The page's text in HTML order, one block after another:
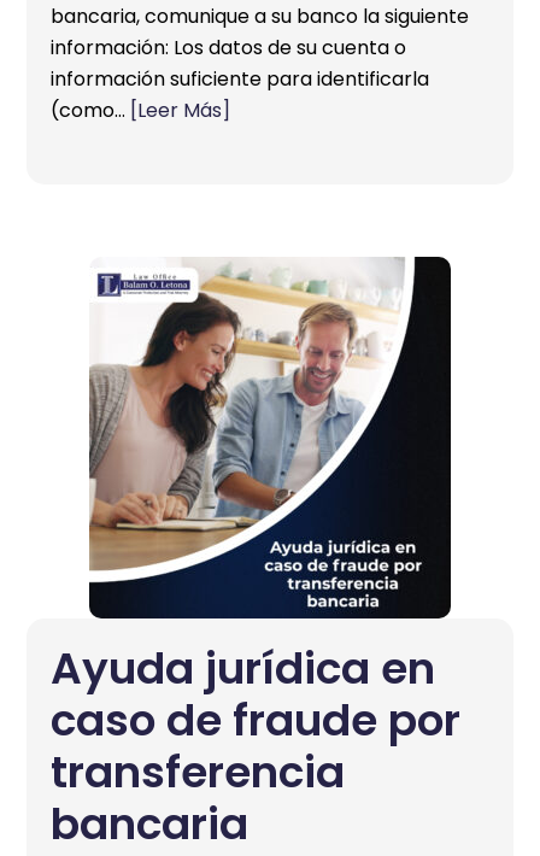
bancaria, comunique a su banco la siguiente
información: Los datos de su cuenta o
información suficiente para identificarla
(como… [Leer Más]
Ayuda jurídica en
caso de fraude por
transferencia
bancaria